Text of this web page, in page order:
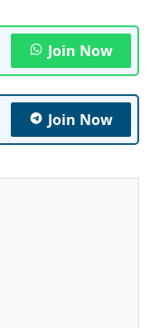
Join Now
Join Now